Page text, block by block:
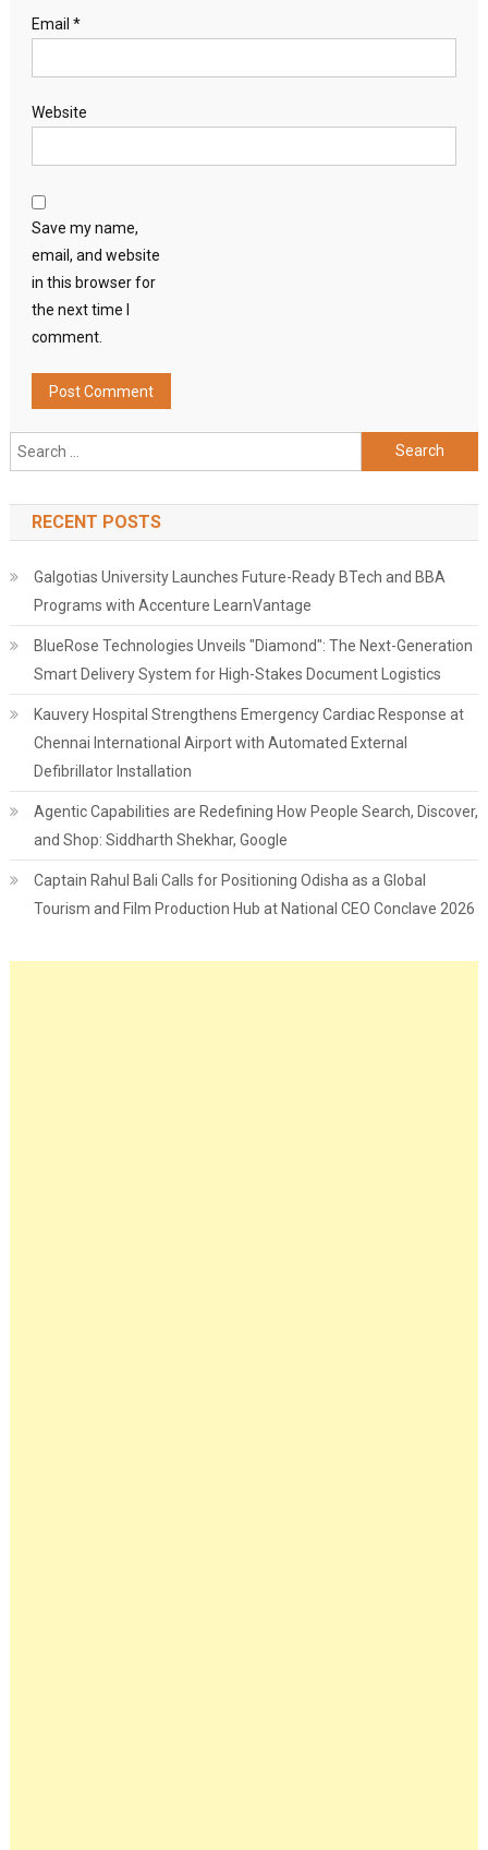
Email *
Website
Save my name,
email, and website
in this browser for
the next time I
comment.
Search
for:
RECENT POSTS
Galgotias University Launches Future-Ready BTech and BBA
Programs with Accenture LearnVantage
BlueRose Technologies Unveils "Diamond": The Next-Generation
Smart Delivery System for High-Stakes Document Logistics
Kauvery Hospital Strengthens Emergency Cardiac Response at
Chennai International Airport with Automated External
Defibrillator Installation
Agentic Capabilities are Redefining How People Search, Discover,
and Shop: Siddharth Shekhar, Google
Captain Rahul Bali Calls for Positioning Odisha as a Global
Tourism and Film Production Hub at National CEO Conclave 2026